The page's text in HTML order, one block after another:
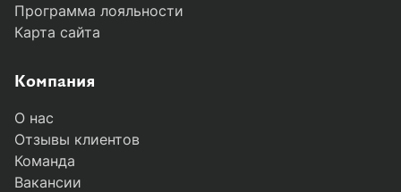
Программа лояльности
Карта сайта
Компания
О нас
Отзывы клиентов
Команда
Вакансии